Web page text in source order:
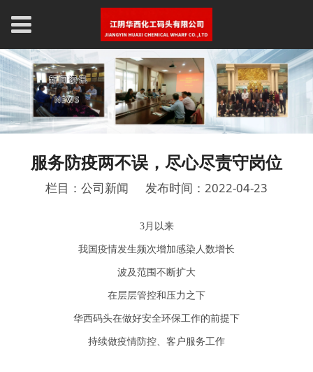
服务防疫两不误，尽心尽责守岗位
栏目：公司新闻 发布时间：2022-04-23
3月以来
我国疫情发生频次增加感染人数增长
波及范围不断扩大
在层层管控和压力之下
华西码头在做好安全环保工作的前提下
持续做疫情防控、客户服务工作